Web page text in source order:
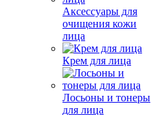
Аксессуары для
очищения кожи
лица
Крем для лица
Лосьоны и тонеры
для лица